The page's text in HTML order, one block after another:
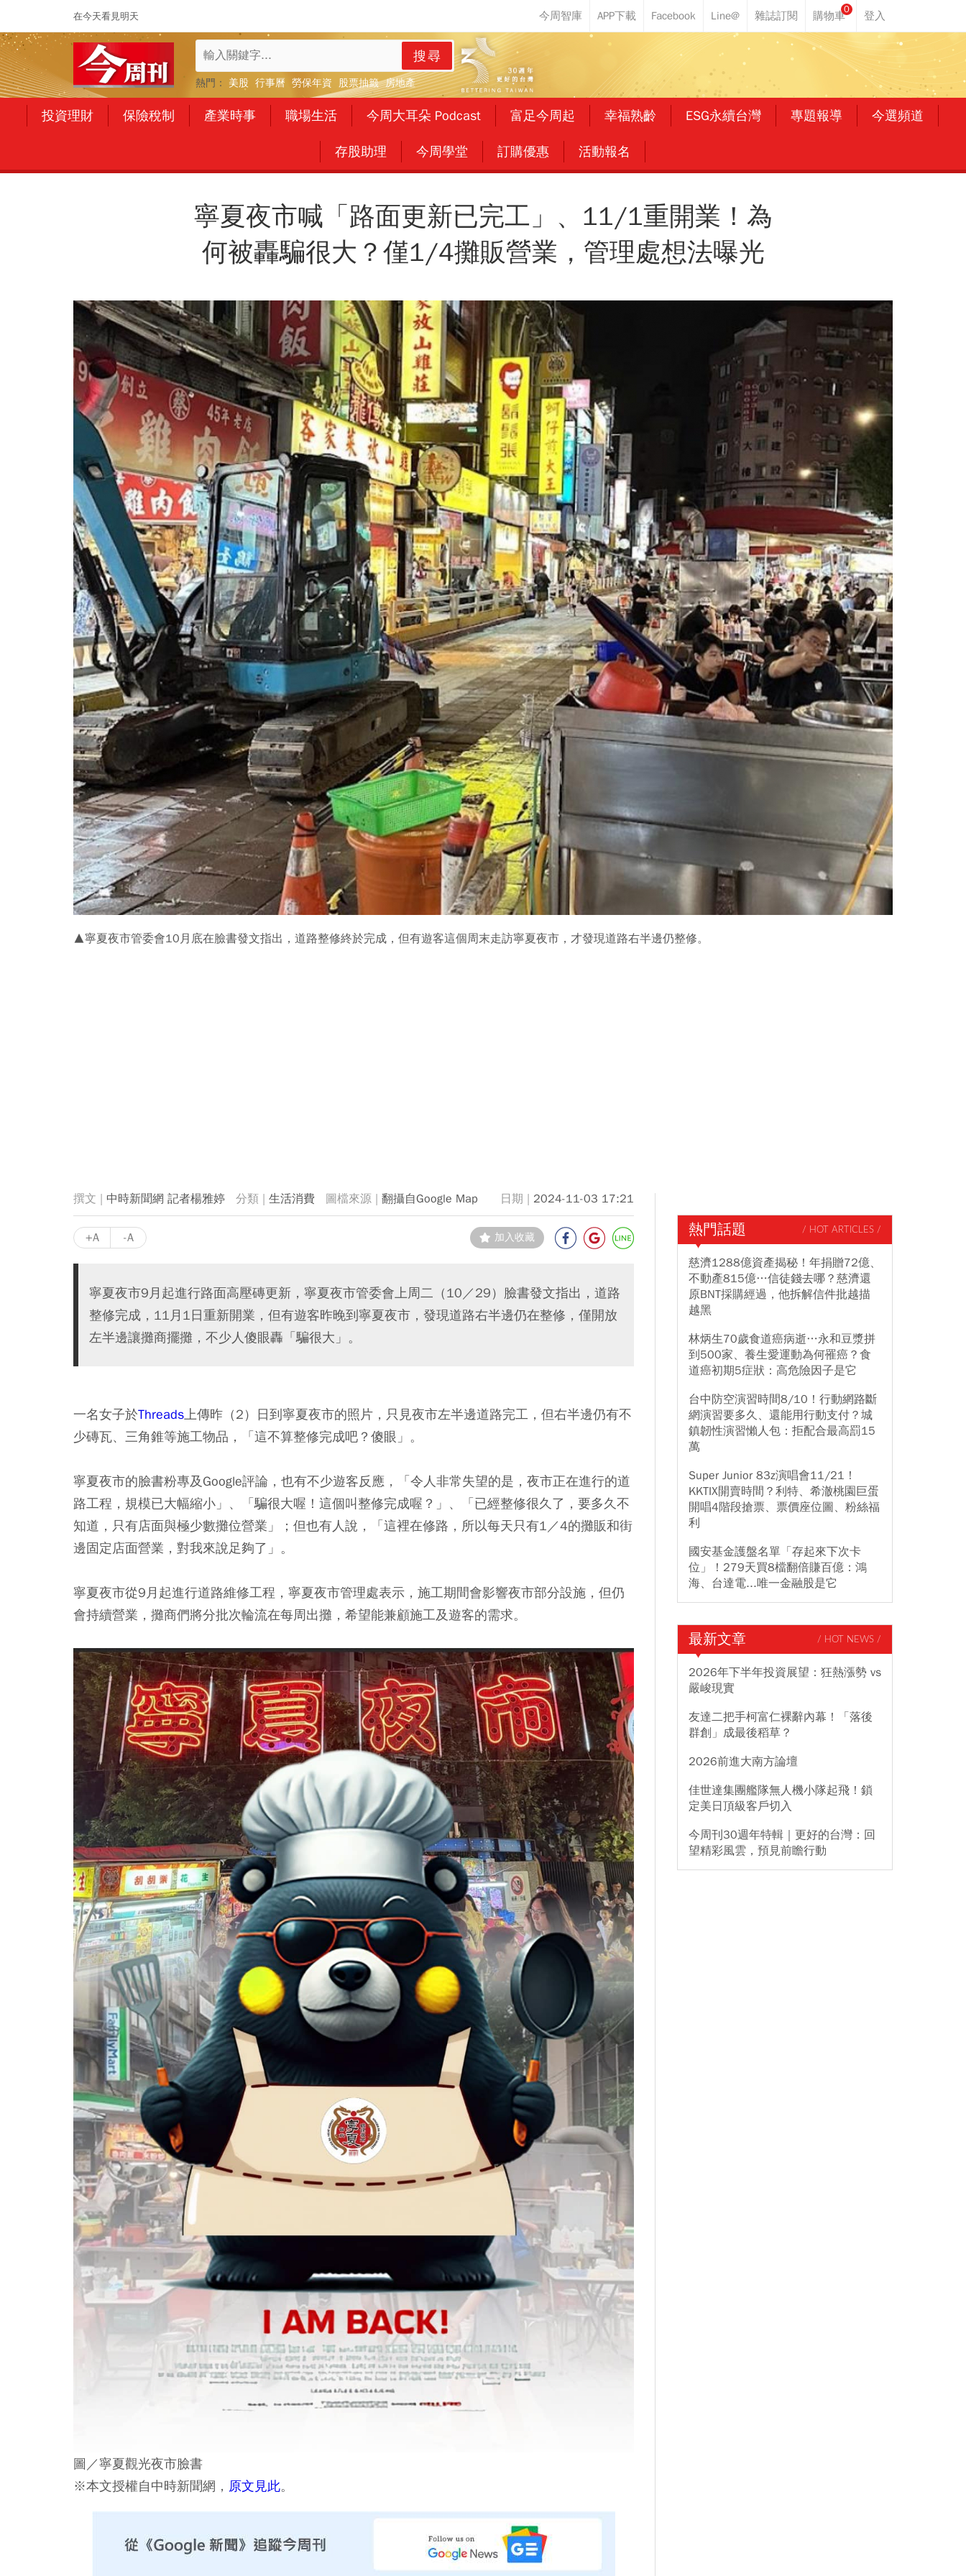
在今天看見明天
0
搜尋
熱門： 美股 行事曆 勞保年資 股票抽籤 房地產
投資理財 保險稅制 產業時事 職場生活 今周大耳朵 Podcast 富足今周起 幸福熟齡 ESG永續台灣 專題報導 今選頻道
存股助理 今周學堂 訂購優惠 活動報名
寧夏夜市喊「路面更新已完工」、11/1重開業！為
何被轟騙很大？僅1/4攤販營業，管理處想法曝光
▲寧夏夜市管委會10月底在臉書發文指出，道路整修終於完成，但有遊客這個周末走訪寧夏夜市，才發現道路右半邊仍整修。
中時新聞網 記者楊雅婷 生活消費 翻攝自Google Map 2024-11-03 17:21
+A -A 加入收藏
寧夏夜市9月起進行路面高壓磚更新，寧夏夜市管委會上周二（10／29）臉書發文指出，道路
整修完成，11月1日重新開業，但有遊客昨晚到寧夏夜市，發現道路右半邊仍在整修，僅開放
左半邊讓攤商擺攤，不少人傻眼轟「騙很大」。
一名女子於Threads 上傳昨（2）日到寧夏夜市的照片，只見夜市左半邊道路完工，但右半邊仍有不
少磚瓦、三角錐等施工物品，「這不算整修完成吧？傻眼」。
寧夏夜市的臉書粉專及Google評論，也有不少遊客反應，「令人非常失望的是，夜市正在進行的道
路工程，規模已大幅縮小」、「騙很大喔！這個叫整修完成喔？」、「已經整修很久了，要多久不
知道，只有店面與極少數攤位營業」；但也有人說，「這裡在修路，所以每天只有1／4的攤販和街
邊固定店面營業，對我來說足夠了」。
寧夏夜市從9月起進行道路維修工程，寧夏夜市管理處表示，施工期間會影響夜市部分設施，但仍
會持續營業，攤商們將分批次輪流在每周出攤，希望能兼顧施工及遊客的需求。
圖／寧夏觀光夜市臉書
※本文授權自中時新聞網， 原文見此。
熱門話題 / HOT ARTICLES /
慈濟1288億資產揭秘！年捐贈72億、
不動產815億…信徒錢去哪？慈濟還
原BNT採購經過，他拆解信件批越描
越黑
林炳生70歲食道癌病逝…永和豆漿拼
到500家、養生愛運動為何罹癌？食
道癌初期5症狀：高危險因子是它
台中防空演習時間8/10！行動網路斷
網演習要多久、還能用行動支付？城
鎮韌性演習懶人包：拒配合最高罰15
萬
Super Junior 83z演唱會11/21！
KKTIX開賣時間？利特、希澈桃園巨蛋
開唱4階段搶票、票價座位圖、粉絲福
利
國安基金護盤名單「存起來下次卡
位」！279天買8檔翻倍賺百億：鴻
海、台達電...唯一金融股是它
最新文章 / HOT NEWS /
2026年下半年投資展望：狂熱漲勢 vs
嚴峻現實
友達二把手柯富仁裸辭內幕！「落後
群創」成最後稻草？
2026前進大南方論壇
佳世達集團艦隊無人機小隊起飛！鎖
定美日頂級客戶切入
今周刊30週年特輯｜更好的台灣：回
望精彩風雲，預見前瞻行動